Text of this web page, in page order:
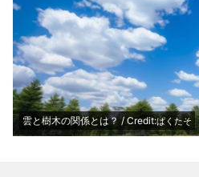
雲と樹木の関係とは？ / Credit:ぱくたそ